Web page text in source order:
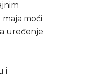
maja moći
uređenje
i